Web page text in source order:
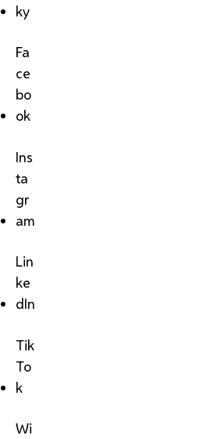
ky
Fa
ce
bo
ok
Ins
ta
gr
am
Lin
ke
dIn
Tik
To
k
Wi